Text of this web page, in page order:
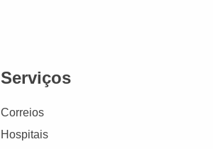
Serviços
Correios
Hospitais